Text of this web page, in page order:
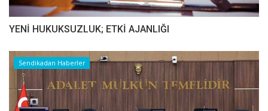
YENİ HUKUKSUZLUK; ETKİ AJANLIĞI
Sendikadan Haberler